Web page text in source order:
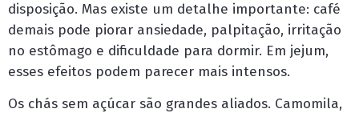
disposição. Mas existe um detalhe importante: café
demais pode piorar ansiedade, palpitação, irritação
no estômago e dificuldade para dormir. Em jejum,
esses efeitos podem parecer mais intensos.
Os chás sem açúcar são grandes aliados. Camomila,